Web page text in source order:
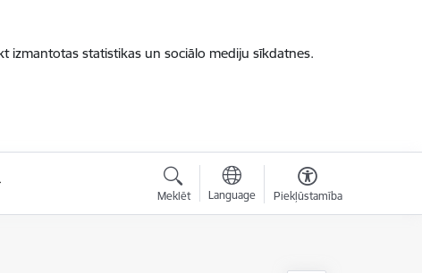
izmantotas statistikas un sociālo mediju sīkdatnes.
Meklēt Language Piekļūstamība